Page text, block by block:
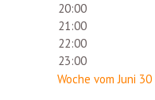
20:00
21:00
22:00
23:00
Woche vom Juni 30